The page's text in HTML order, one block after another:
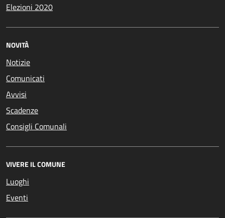
Elezioni 2020
NOVITÀ
Notizie
Comunicati
Avvisi
Scadenze
Consigli Comunali
VIVERE IL COMUNE
Luoghi
Eventi